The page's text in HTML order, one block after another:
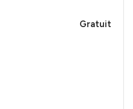
Gratuit